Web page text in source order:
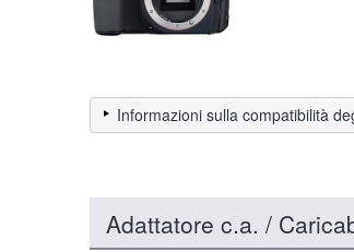
Informazioni sulla compatibilità
Adattatore c.a. /